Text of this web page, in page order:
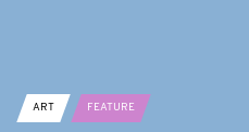
ART
FEATURE